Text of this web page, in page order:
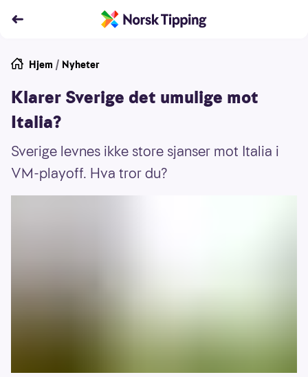
Hjem / Nyheter
Klarer Sverige det umulige mot
Italia?
Sverige levnes ikke store sjanser mot Italia i
VM-playoff. Hva tror du?